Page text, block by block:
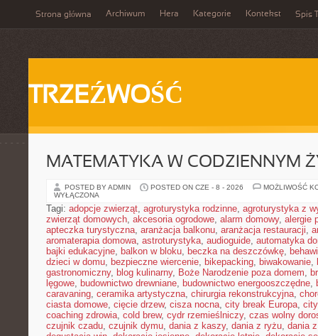
Strona główna Archiwum Hera Kategorie Kontekst Spis
TRZEŹWOŚĆ
MATEMATYKA W CODZIENNYM
POSTED BY ADMIN POSTED ON CZE - 8 - 2026
MOŻLIWOŚĆ
WYŁĄCZONA
Tagi: adopcje zwierząt, agroturystyka rodzinne, agroturystyka z
zwierząt domowych, akcesoria ogrodowe, alarm domowy, alergie
apteczka turystyczna, aranżacja balkonu, aranżacja restauracji,
aromaterapia domowa, astroturystyka, audioguide, automatyka
bajki edukacyjne, balkon w bloku, beczka na deszczówkę,
dzieci w domu, bezpieczne wiercenie, bikepacking, biwakowanie,
gastronomiczny, blog kulinarny, Boże Narodzenie poza domem,
lęgowe, budownictwo drewniane, budownictwo energooszczędne,
caravaning, ceramika artystyczna, chirurgia rekonstrukcyjna,
ciasta domowe, cięcie drzew, cisza nocna, city break Europa,
coaching zdrowia, cold brew, cydr rzemieślniczy, czas wolny
czujnik czadu, czujnik dymu, dania z kaszy, dania z ryżu, dania